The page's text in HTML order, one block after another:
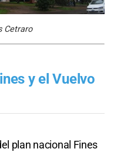
Cetraro
y el Vuelvo
plan nacional Fines